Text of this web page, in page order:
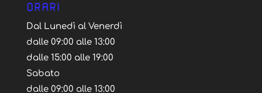
ORARI
Dal Lunedì al Venerdì
dalle 09:00 alle 13:00
dalle 15:00 alle 19:00
Sabato
dalle 09:00 alle 13:00